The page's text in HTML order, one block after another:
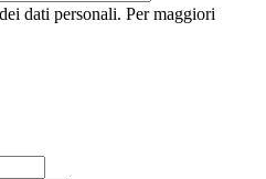
dati personali. Per maggiori